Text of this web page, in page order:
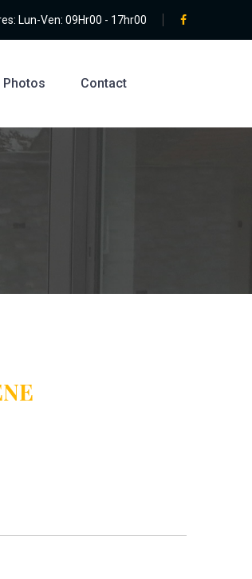
Lun-Ven: 09Hr00 - 17hr00
Photos Contact